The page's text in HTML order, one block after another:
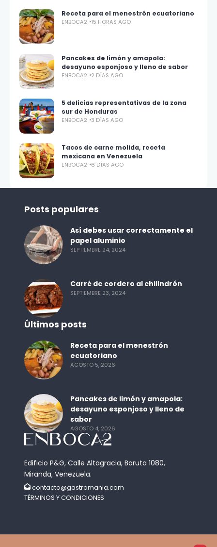
Receta para el menestrón ecuatoriano
ENBOCA2 15 HORAS AGO
Pancakes de limón y amapola:
desayuno esponjoso y lleno de sabor
ENBOCA2 2 DÍAS AGO
5 delicias representativas de la zona
sur de Honduras
ENBOCA2 3 DÍAS AGO
Tacos de carne molida, receta
mexicana en Venezuela
ENBOCA2 6 DÍAS AGO
Edificio P&G, Calle Altagracia, Baruta 1080,
Miranda, Venezuela.
contacto@gastromania.com
TÉRMINOS Y CONDICIONES
Posts populares
Así debes usar correctamente el
papel aluminio
SEPTIEMBRE 24, 2024
Carré de cordero al chilindrón
SEPTIEMBRE 23, 2024
Últimos posts
Receta para el menestrón
ecuatoriano
AGOSTO 5, 2026
Pancakes de limón y amapola:
desayuno esponjoso y lleno de
sabor
AGOSTO 4, 2026